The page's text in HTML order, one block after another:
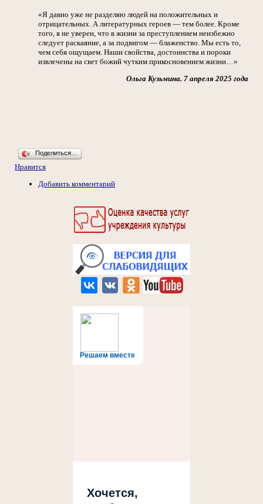
Решаем вместе
Хочется,
«Я давно уже не разделяю людей на положительных и
отрицательных. А литературных героев — тем более. Кроме
того, я не уверен, что в жизни за преступлением неизбежно
следует раскаяние, а за подвигом — блаженство. Мы есть то,
чем себя ощущаем. Наши свойства, достоинства и пороки
извлечены на свет божий чутким прикосновением жизни…»
Ольга Кузьмина. 7 апреля 2025 года
Поделиться…
Нравится
Добавить комментарий